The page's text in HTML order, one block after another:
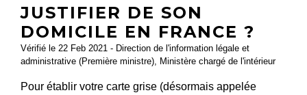
JUSTIFIER DE SON
DOMICILE EN FRANCE ?
Vérifié le 22 Feb 2021 - Direction de l'information légale et
administrative (Première ministre), Ministère chargé de l'intérieur
Pour établir votre carte grise (désormais appelée